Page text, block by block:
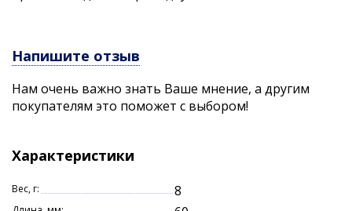
Напишите отзыв
Нам очень важно знать Ваше мнение, а другим
покупателям это поможет с выбором!
Характеристики
Вес, г: 8